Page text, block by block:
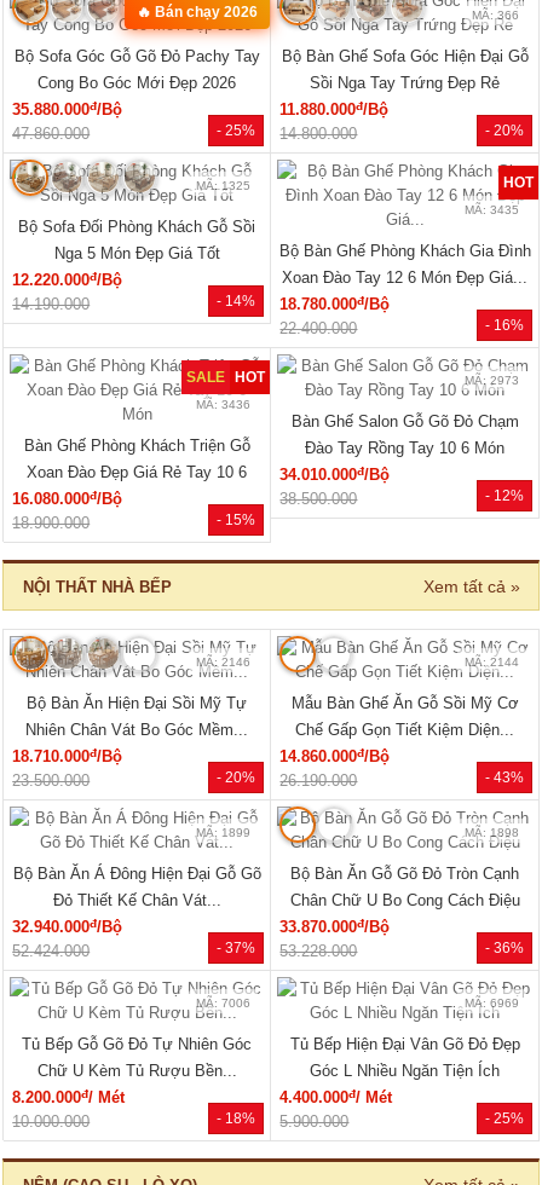
- 46%
9.180.000đ/Cái
17.000.000
- 28%
6.050.000đ/Cái
8.400.000
HOT
MÃ: 7288
Sồi Màu Óc Chó Thanh Lịch
15.550.000đ /Cái
- 26%
Tủ Áo Gỗ Cao Su Veneer Óc Chó 4
Cánh Dáng Trơn Tối Giản
17.110.000đ /Cái
23.040.000
- 40%
🔥 Gỗ tự nhiên 100%
Giường Ngủ Gỗ Sồi Mỹ Kẻ Rãnh
Hiện Đại Đẹp Giá Siêu Rẻ
5.940.000đ/Cái
9.960.000
- 31%
Giường Ngủ Sồi Tự Nhiên Chân
Thấp Hiện Đại Bo Góc Sang...
17.820.000
25.800.000
🔥 Combo giường tủ
MÃ: 2034
Bộ Giường Tủ Phòng Ngủ Gỗ Tự
Nhiên Vân Sồi Hiện Đại Giá...
12.375.000đ/Bộ
🔥 Bán chạy
MÃ: 7723
Giường Ngủ Gỗ Sồi Mỹ Thiết Kế
Hiện Đại Có Kệ Đầu...
11.770.000đ/Cái